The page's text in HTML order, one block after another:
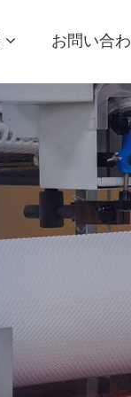
お問い合